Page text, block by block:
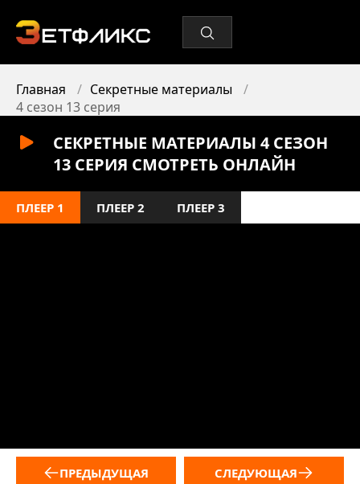
Главная
Секретные материалы
4 сезон 13 серия
СЕКРЕТНЫЕ МАТЕРИАЛЫ 4 СЕЗОН
13 СЕРИЯ СМОТРЕТЬ ОНЛАЙН
ПЛЕЕР 1 ПЛЕЕР 2 ПЛЕЕР 3
ПРЕДЫДУЩАЯ СЛЕДУЮЩАЯ